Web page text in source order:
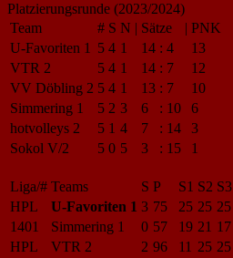
Platzierungsrunde (2023/2024)
Team
# S N | Sätze | PNK
U-Favoriten 1
5 4 1 14 : 4
13
VTR 2
5 4 1 14 : 7
12
VV Döbling 2 5 4 1 13 : 7
10
Simmering 1
5 2 3 6 : 10
6
hotvolleys 2
5 1 4 7 : 14
3
Sokol V/2
5 0 5 3 : 15 1
Liga/# Teams S P S1 S2 S3
HPL
U-Favoriten 1 3 75 25 25 25
1401
Simmering 1 0 57 19 21 17
HPL
VTR 2 2 96 11 25 25